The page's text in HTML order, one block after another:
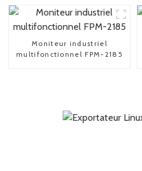
Moniteur industriel
multifonctionnel FPM-2185